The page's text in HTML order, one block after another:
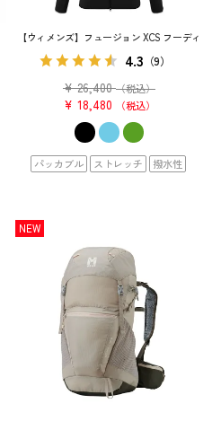
【ウィメンズ】フュージョン XCS フーディ
4.3 （9）
¥ 26,400 （税込）
¥ 18,480 税込
パッカブル ストレッチ 撥水性
NEW